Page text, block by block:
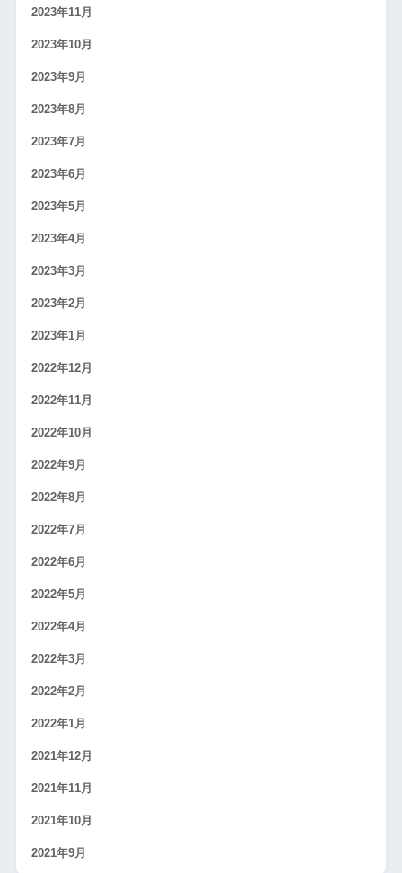
2023年11月
2023年10月
2023年9月
2023年8月
2023年7月
2023年6月
2023年5月
2023年4月
2023年3月
2023年2月
2023年1月
2022年12月
2022年11月
2022年10月
2022年9月
2022年8月
2022年7月
2022年6月
2022年5月
2022年4月
2022年3月
2022年2月
2022年1月
2021年12月
2021年11月
2021年10月
2021年9月